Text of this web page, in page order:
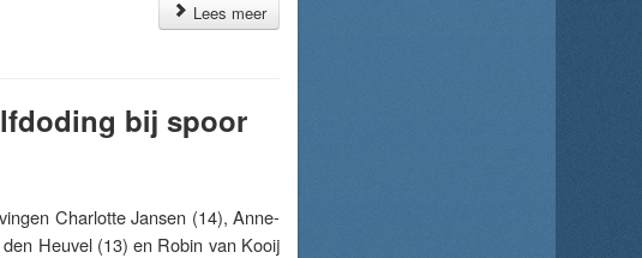
Lees meer
bij spoor
Charlotte Jansen (14), Anne-
Heuvel (13) en Robin van Kooij